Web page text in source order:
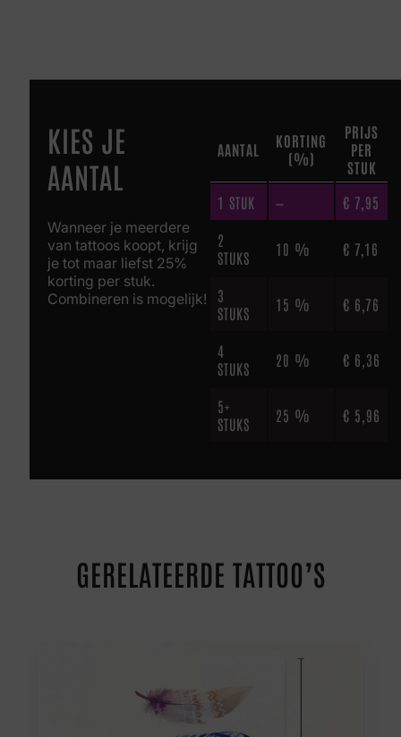
KIES JE
AANTAL
Wanneer je meerdere
van tattoos koopt, krijg
je tot maar liefst 25%
korting per stuk.
Combineren is mogelijk!
AANTAL
KORTING
(%)
PRIJS
PER
STUK
1 STUK — € 7,95
2
STUKS
10 % € 7,16
3
STUKS
15 % € 6,76
4
STUKS
20 % € 6,36
5+
STUKS
25 % € 5,96
GERELATEERDE TATTOO’S